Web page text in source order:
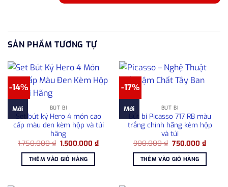
SẢN PHẨM TƯƠNG TỰ
-14%
Mới BÚT BI
Set bút ký Hero 4 món cao
cấp màu đen kèm hộp và túi
hãng
1.750.000₫ Giá
là:
1.750.000 ₫.
1.500.000₫Giá
hiện
1.500.000 ₫.
THÊM VÀO GIỎ HÀNG
-17%
Mới BÚT BI
Bút bi Picasso 717 RB màu
trắng chính hãng kèm hộp
và túi
900.000₫ Giá
là:
900.000 ₫.
750.000₫Giá
hiện
THÊM VÀO GIỎ HÀNG